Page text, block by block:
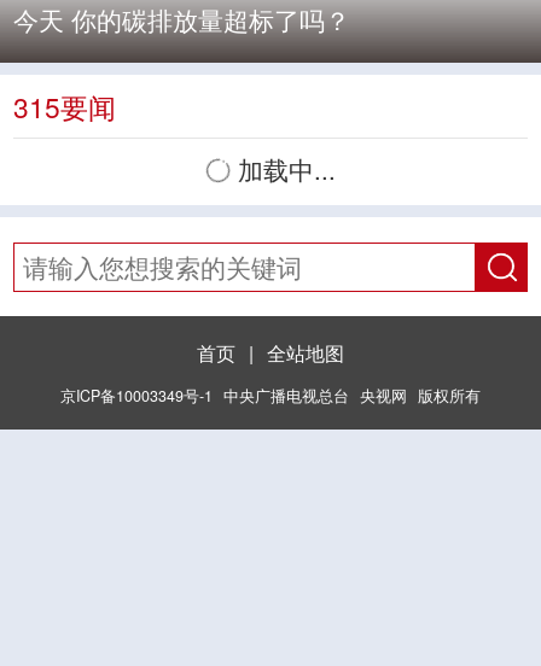
今天 你的碳排放量超标了吗？
315要闻
加载中...
首页 | 全站地图
京ICP备10003349号-1 中央广播电视总台 央视网 版权所有